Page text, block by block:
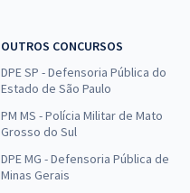
OUTROS CONCURSOS
DPE SP - Defensoria Pública do
Estado de São Paulo
PM MS - Polícia Militar de Mato
Grosso do Sul
DPE MG - Defensoria Pública de
Minas Gerais